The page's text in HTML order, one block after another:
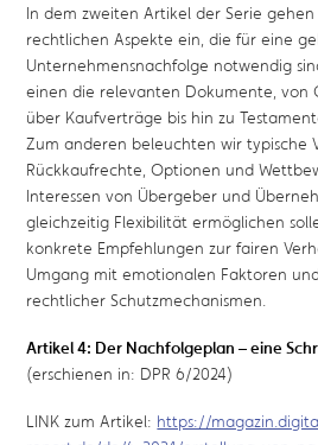
In dem zweiten Artikel der Serie
rechtlichen Aspekte ein, die für eine
Unternehmensnachfolge notwendig
einen die relevanten Dokumente, von
über Kaufverträge bis hin zu
Zum anderen beleuchten wir typische
Rückkaufrechte, Optionen und
Interessen von Übergeber und
gleichzeitig Flexibilität ermöglichen
konkrete Empfehlungen zur fairen
Umgang mit emotionalen Faktoren
rechtlicher Schutzmechanismen.
Artikel 4: Der Nachfolgeplan – eine
(erschienen in: DPR 6/2024)
LINK zum Artikel: https://